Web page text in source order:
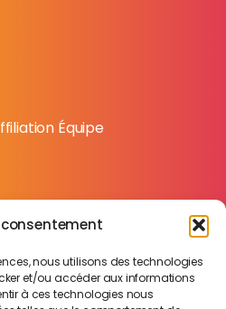
consentement
nous utilisons des technologies
et/ou accéder aux informations
à ces technologies nous
Équipe
de confidentialité